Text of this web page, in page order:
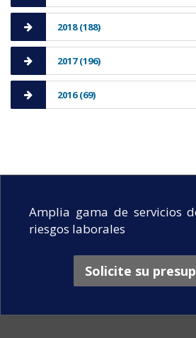
2018 (188)
2017 (196)
2016 (69)
Amplia gama de servicios
riesgos laborales
Solicite su